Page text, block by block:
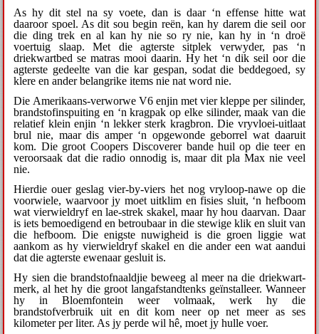
As hy dit stel na sy voete, dan is daar ‘n effense hitte wat
daaroor spoel. As dit sou begin reën, kan hy darem die seil oor
die ding trek en al kan hy nie so ry nie, kan hy in ‘n droë
voertuig slaap. Met die agterste sitplek verwyder, pas ‘n
driekwartbed se matras mooi daarin. Hy het ‘n dik seil oor die
agterste gedeelte van die kar gespan, sodat die beddegoed, sy
klere en ander belangrike items nie nat word nie.
Die Amerikaans-verworwe V6 enjin met vier kleppe per silinder,
brandstofinspuiting en ‘n kragpak op elke silinder, maak van die
relatief klein enjin ‘n lekker sterk kragbron. Die vryvloei-uitlaat
brul nie, maar dis amper ‘n opgewonde geborrel wat daaruit
kom. Die groot Coopers Discoverer bande huil op die teer en
veroorsaak dat die radio onnodig is, maar dit pla Max nie veel
nie.
Hierdie ouer geslag vier-by-viers het nog vryloop-nawe op die
voorwiele, waarvoor jy moet uitklim en fisies sluit, ‘n hefboom
wat vierwieldryf en lae-strek skakel, maar hy hou daarvan. Daar
is iets bemoedigend en betroubaar in die stewige klik en sluit van
die hefboom. Die enigste nuwigheid is die groen liggie wat
aankom as hy vierwieldryf skakel en die ander een wat aandui
dat die agterste ewenaar gesluit is.
Hy sien die brandstofnaaldjie beweeg al meer na die driekwart-
merk, al het hy die groot langafstandtenks geïnstalleer. Wanneer
hy in Bloemfontein weer volmaak, werk hy die
brandstofverbruik uit en dit kom neer op net meer as ses
kilometer per liter. As jy perde wil hê, moet jy hulle voer.